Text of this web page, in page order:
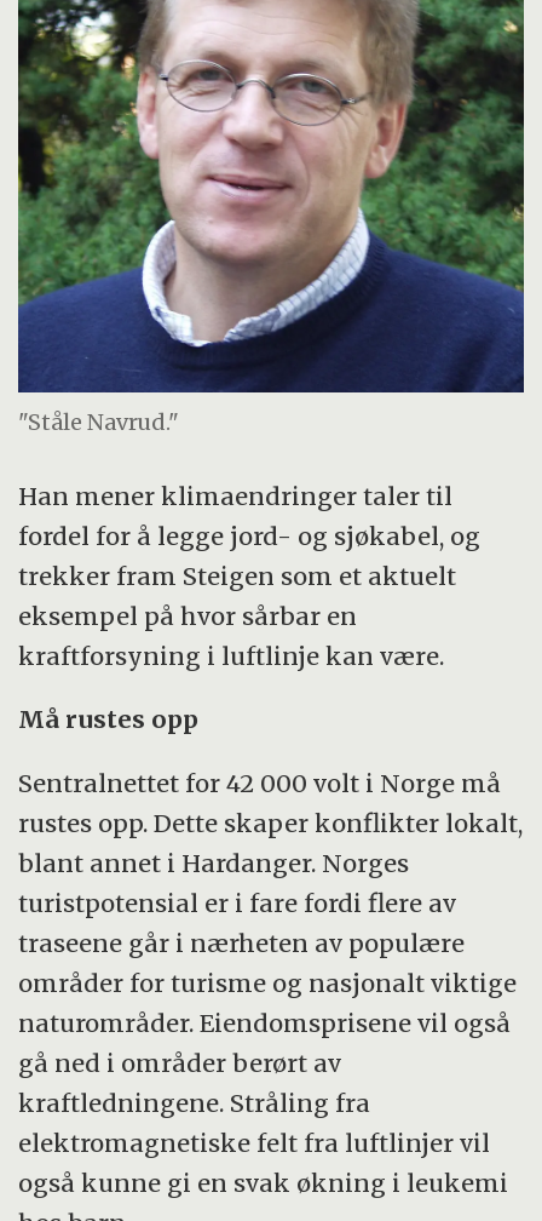
"Ståle Navrud."
Han mener klimaendringer taler til
fordel for å legge jord- og sjøkabel, og
trekker fram Steigen som et aktuelt
eksempel på hvor sårbar en
kraftforsyning i luftlinje kan være.
Må rustes opp
Sentralnettet for 42 000 volt i Norge må
rustes opp. Dette skaper konflikter lokalt,
blant annet i Hardanger. Norges
turistpotensial er i fare fordi flere av
traseene går i nærheten av populære
områder for turisme og nasjonalt viktige
naturområder. Eiendomsprisene vil også
gå ned i områder berørt av
kraftledningene. Stråling fra
elektromagnetiske felt fra luftlinjer vil
også kunne gi en svak økning i leukemi